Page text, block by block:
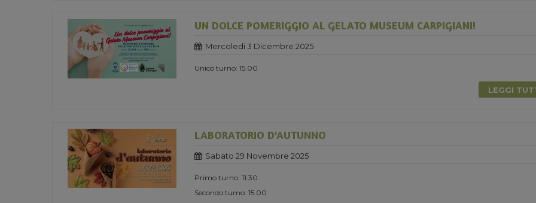
UN DOLCE POMERIGGIO AL GELATO MUSEUM CARPIGIANI!
Mercoledi 3 Dicembre 2025
Unico turno: 15.00
LEGGI
LABORATORIO D'AUTUNNO
Sabato 29 Novembre 2025
Primo turno: 11.30
Secondo turno: 15.00